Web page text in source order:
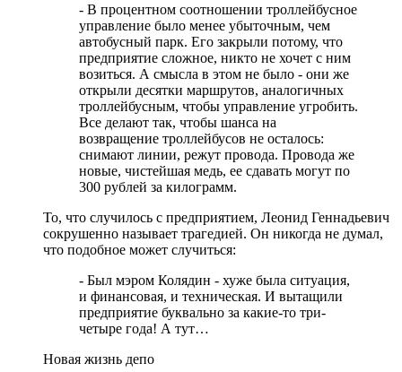
- В процентном соотношении троллейбусное
управление было менее убыточным, чем
автобусный парк. Его закрыли потому, что
предприятие сложное, никто не хочет с ним
возиться. А смысла в этом не было - они же
открыли десятки маршрутов, аналогичных
троллейбусным, чтобы управление угробить.
Все делают так, чтобы шанса на
возвращение троллейбусов не осталось:
снимают линии, режут провода. Провода же
новые, чистейшая медь, ее сдавать могут по
300 рублей за килограмм.
То, что случилось с предприятием, Леонид Геннадьевич
сокрушенно называет трагедией. Он никогда не думал,
что подобное может случиться:
- Был мэром Колядин - хуже была ситуация,
и финансовая, и техническая. И вытащили
предприятие буквально за какие-то три-
четыре года! А тут…
Новая жизнь депо